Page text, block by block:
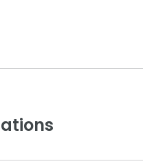
Vert mousse
Confort est
compromettre la qualité
toute la collection